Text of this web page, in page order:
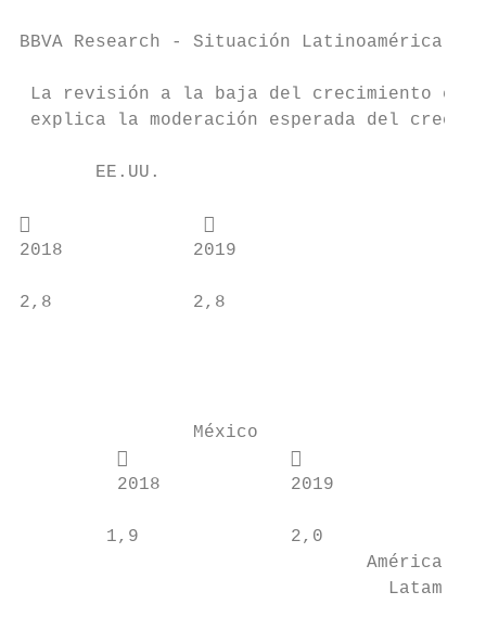
BBVA Research - Situación Latinoamérica
La revisión a la baja del crecimiento en
explica la moderación esperada del
       EE.UU.
                
2018            2019
2,8             2,8
México
                        
         2018            2019
        1,9              2,0
                                América del
                                  Latam